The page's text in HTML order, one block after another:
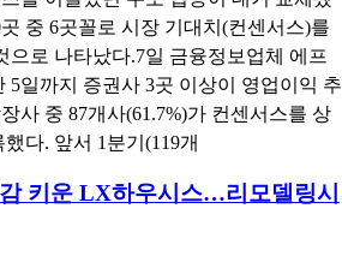
중 6곳꼴로 시장 기대치(컨센서스)를
으로 나타났다.7일 금융정보업체 에프
5일까지 증권사 3곳 이상이 영업이익 추
사 중 87개사(61.7%)가 컨센서스를 상
다. 앞서 1분기(119개
키운 LX하우시스…리모델링시